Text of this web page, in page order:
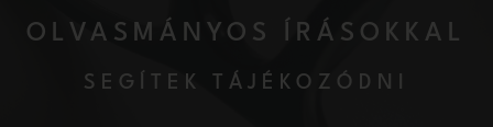
OLVASMÁNYOS ÍRÁSOKKAL
SEGÍTEK TÁJÉKOZÓDNI